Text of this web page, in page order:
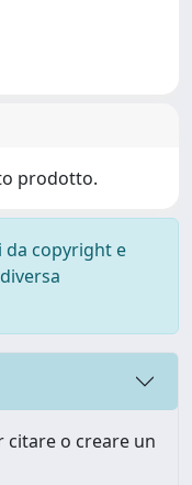
prodotto.
da copyright e
citare o creare un